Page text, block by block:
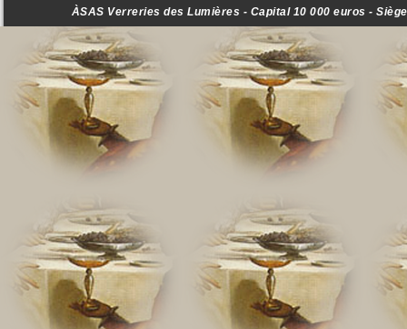
ÀSAS Verreries des Lumières - Capital 10 000 euros -